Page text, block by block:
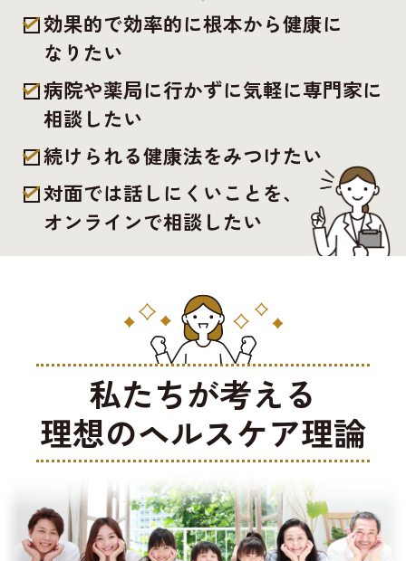
効果的で効率的に根本から健康に
なりたい
病院や薬局に行かずに気軽に専門家に
相談したい
続けられる健康法をみつけたい
対面では話しにくいことを、
オンラインで相談したい
私たちが考える
理想のヘルスケア理論